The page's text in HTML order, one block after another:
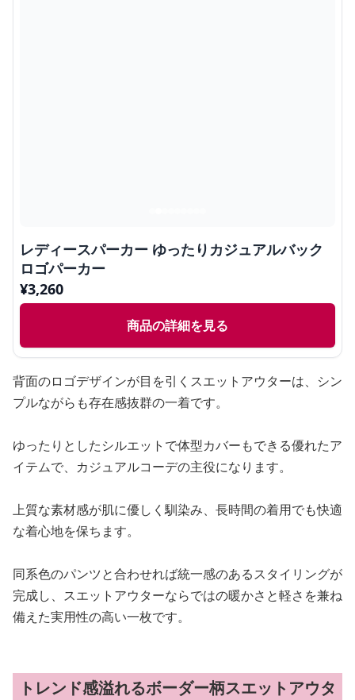
レディースパーカー ゆったりカジュアルバック
ロゴパーカー
¥3,260
商品の詳細を見る
背面のロゴデザインが目を引くスエットアウターは、シン
プルながらも存在感抜群の一着です。
ゆったりとしたシルエットで体型カバーもできる優れたア
イテムで、カジュアルコーデの主役になります。
上質な素材感が肌に優しく馴染み、長時間の着用でも快適
な着心地を保ちます。
同系色のパンツと合わせれば統一感のあるスタイリングが
完成し、スエットアウターならではの暖かさと軽さを兼ね
備えた実用性の高い一枚です。
トレンド感溢れるボーダー柄スエットアウタ